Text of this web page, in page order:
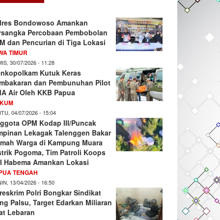
Bondowoso Amankan
Percobaan Pembobolan
dan Pencurian di Tiga Lokasi
TIMUR
30/07/2026 - 11:28
Kutuk Keras
dan Pembunuhan Pilot
Air Oleh KKB Papua
04/07/2026 - 15:04
OPM Kodap III/Puncak
Lekagak Talenggen Bakar
Warga di Kampung Muara
Pogoma, Tim Patroli Koops
Habema Amankan Lokasi
TENGAH
13/04/2026 - 16:50
Polri Bongkar Sindikat
Palsu, Target Edarkan Miliaran
Lebaran